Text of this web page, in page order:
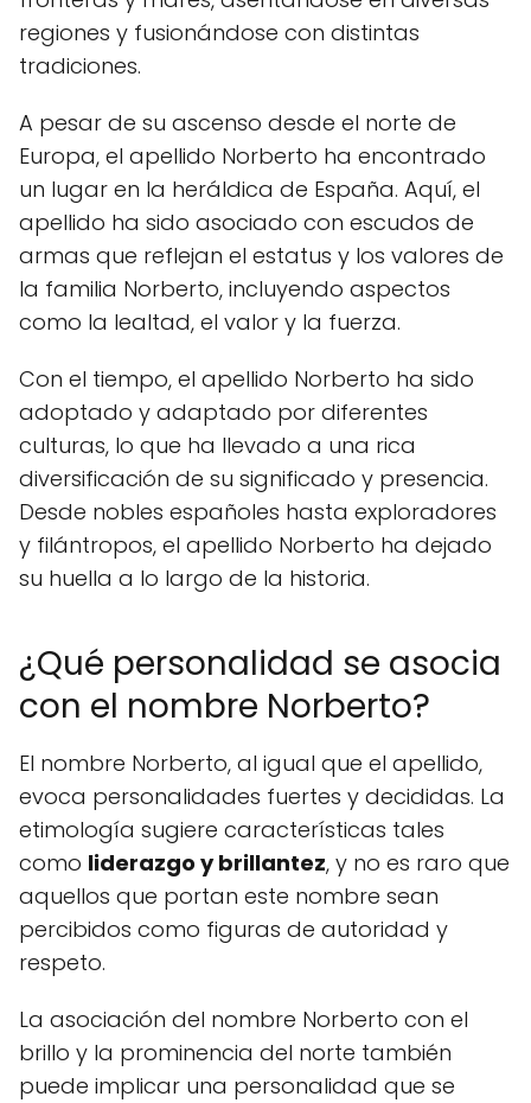
regiones y fusionándose con distintas
tradiciones.
A pesar de su ascenso desde el norte de
Europa, el apellido Norberto ha encontrado
un lugar en la heráldica de España. Aquí, el
apellido ha sido asociado con escudos de
armas que reflejan el estatus y los valores de
la familia Norberto, incluyendo aspectos
como la lealtad, el valor y la fuerza.
Con el tiempo, el apellido Norberto ha sido
adoptado y adaptado por diferentes
culturas, lo que ha llevado a una rica
diversificación de su significado y presencia.
Desde nobles españoles hasta exploradores
y filántropos, el apellido Norberto ha dejado
su huella a lo largo de la historia.
¿Qué personalidad se asocia
con el nombre Norberto?
El nombre Norberto, al igual que el apellido,
evoca personalidades fuertes y decididas. La
etimología sugiere características tales
como liderazgo y brillantez, y no es raro que
aquellos que portan este nombre sean
percibidos como figuras de autoridad y
respeto.
La asociación del nombre Norberto con el
brillo y la prominencia del norte también
puede implicar una personalidad que se